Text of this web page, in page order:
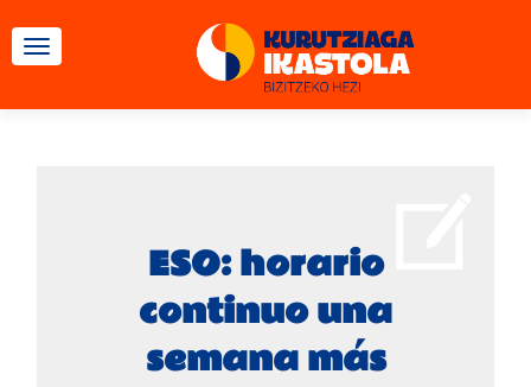
CAMBIAR NAVEGACIÓN
ESO: horario
continuo una
semana más